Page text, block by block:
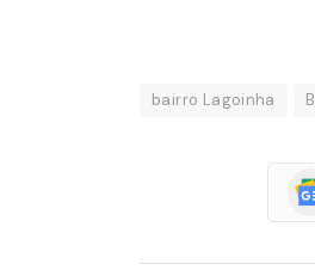
bairro Lagoinha